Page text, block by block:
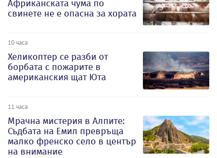
Африканската чума по
свинете не е опасна за хората
10 часа
Хеликоптер се разби от
борбата с пожарите в
американския щат Юта
11 часа
Мрачна мистерия в Алпите:
Съдбата на Емил превръща
малко френско село в център
на внимание